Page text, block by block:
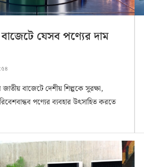
বাজেটে যেসব পণ্যের দাম
বাজেটে দেশীয় শিল্পকে সুরক্ষা,
পণ্যের ব্যবহার উৎসাহিত করতে